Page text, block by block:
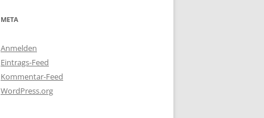
META
Anmelden
Eintrags-Feed
Kommentar-Feed
WordPress.org